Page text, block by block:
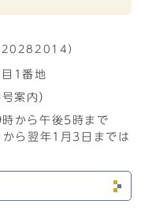
）
1番地
案内）
から午後5時まで
ら翌年1月3日までは